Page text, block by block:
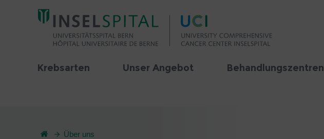
Krebsarten Unser Angebot Behandlungszentren
Über uns